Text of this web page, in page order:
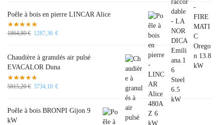
Poêle à bois en pierre LINCAR Alice
1864,80€ 1287,36 €
Chaudière à granulés air pulsé
EVACALOR Duna
5815,20€ 3734,10 €
Poêle à bois BRONPI Gijon 9
kW